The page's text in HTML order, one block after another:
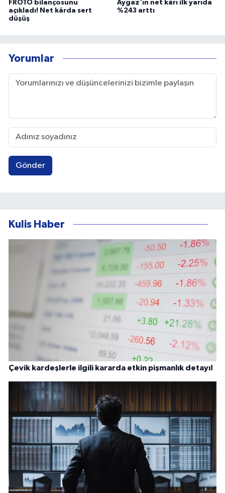
FROTO bilançosunu
açıkladı! Net kârda sert
düşüş
Aygaz'ın net kârı ilk yarıda
%243 arttı
Yorumlar
Gönder
Kulis Haber
Çevik kardeşlerle ilgili kararda etkin pişmanlık detayı!